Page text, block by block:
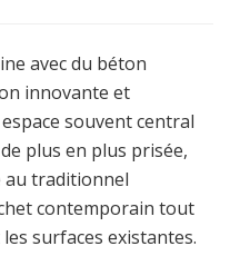
avec du béton
innovante et
souvent central
plus en plus prisée,
traditionnel
contemporain tout
surfaces existantes.